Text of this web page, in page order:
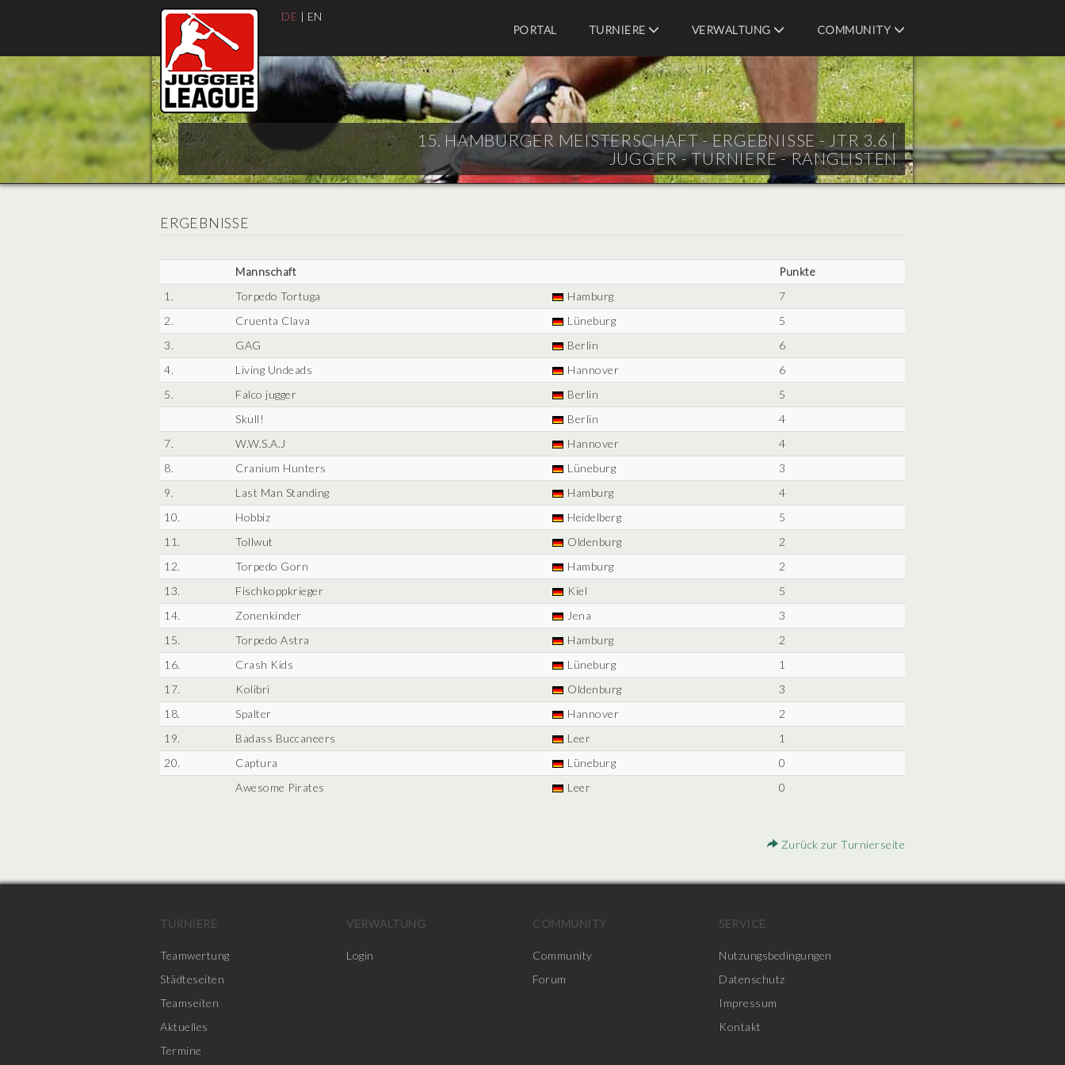
DE | EN
PORTAL
TURNIERE VERWALTUNG COMMUNITY
15. HAMBURGER MEISTERSCHAFT - ERGEBNISSE - JTR 3.6 |
JUGGER - TURNIERE - RANGLISTEN
ERGEBNISSE
Mannschaft
Punkte
1.
Torpedo Tortuga Hamburg
7
2.
Cruenta Clava Lüneburg
5
3.
GAG Berlin
6
4.
Living Undeads Hannover
6
5.
Falco jugger Berlin
5
Skull!
Berlin
4
7.
W.W.S.A.J Hannover
4
8.
Cranium Hunters Lüneburg
3
9.
Last Man Standing Hamburg
4
10.
Hobbiz Heidelberg
5
11.
Tollwut Oldenburg
2
12.
Torpedo Gorn Hamburg
2
13.
Fischkoppkrieger Kiel
5
14.
Zonenkinder Jena
3
15.
Torpedo Astra Hamburg
2
16.
Crash Kids Lüneburg
1
17.
Kolibri Oldenburg
3
18.
Spalter Hannover
2
19.
Badass Buccaneers Leer
1
20.
Captura Lüneburg
0
Awesome Pirates
Leer 0
Zurück zur Turnierseite
TURNIERE
Teamwertung
Städteseiten
Teamseiten
Aktuelles
Termine
VERWALTUNG
Login
COMMUNITY
Community
Forum
SERVICE
Nutzungsbedingungen
Datenschutz
Impressum
Kontakt